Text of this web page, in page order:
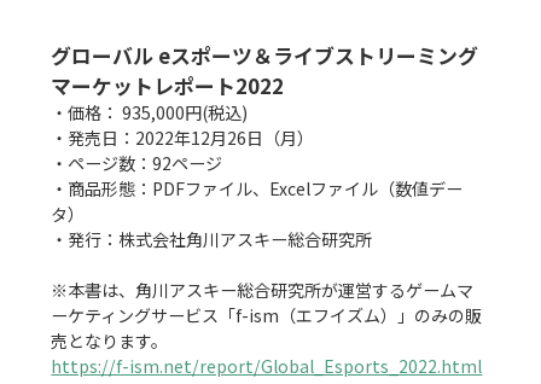
グローバル eスポーツ＆ライブストリーミング
マーケットレポート2022
・価格： 935,000円(税込)
・発売日：2022年12月26日（月）
・ページ数：92ページ
・商品形態：PDFファイル、Excelファイル（数値デー
タ）
・発行：株式会社角川アスキー総合研究所
※本書は、角川アスキー総合研究所が運営するゲームマ
ーケティングサービス「f-ism（エフイズム）」のみの販
https://f-ism.net/report/Global_Esports_2022.html